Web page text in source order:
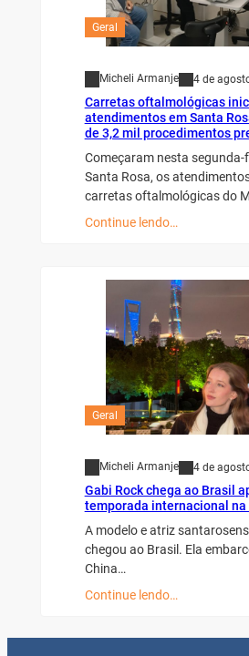
Geral
Micheli Armanje 4 de
Carretas oftalmológicas
atendimentos em Santa
de 3,2 mil procedimentos
Começaram nesta segunda-
Santa Rosa, os
carretas oftalmológicas do
Continue lendo…
Geral
Micheli Armanje 4 de
Gabi Rock chega ao Brasil
temporada internacional na
A modelo e atriz
chegou ao Brasil. Ela
China…
Continue lendo…